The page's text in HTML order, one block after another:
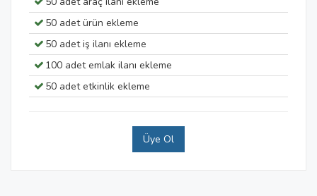
50 adet ürün ekleme
50 adet iş ilanı ekleme
100 adet emlak ilanı ekleme
50 adet etkinlik ekleme
Üye Ol